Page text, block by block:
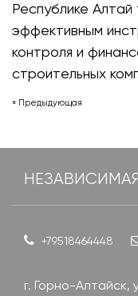
Республике
эффективным
контроля и
строительных
« Предыдующая
+79518464448
г. Горно-Алтайск,